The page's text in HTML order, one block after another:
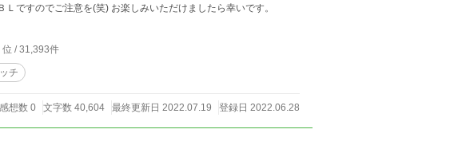
ですのでご注意を(笑) お楽しみいただけましたら幸いです。
位 / 31,393件
チ
感想数 0 文字数 40,604 最終更新日 2022.07.19 登録日 2022.06.28